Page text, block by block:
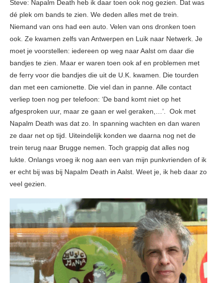
Steve: Napalm Death heb ik daar toen ook nog gezien. Dat was
dé plek om bands te zien. We deden alles met de trein.
Niemand van ons had een auto. Velen van ons dronken toen
ook. Ze kwamen zelfs van Antwerpen en Luik naar Netwerk. Je
moet je voorstellen: iedereen op weg naar Aalst om daar die
bandjes te zien. Maar er waren toen ook af en problemen met
de ferry voor die bandjes die uit de U.K. kwamen. Die tourden
dan met een camionette. Die viel dan in panne. Alle contact
verliep toen nog per telefoon: ‘De band komt niet op het
afgesproken uur, maar ze gaan er wel geraken,…’. Ook met
Napalm Death was dat zo. In spanning wachten en dan waren
ze daar net op tijd. Uiteindelijk konden we daarna nog net de
trein terug naar Brugge nemen. Toch grappig dat alles nog
lukte. Onlangs vroeg ik nog aan een van mijn punkvrienden of ik
er echt bij was bij Napalm Death in Aalst. Weet je, ik heb daar zo
veel gezien.